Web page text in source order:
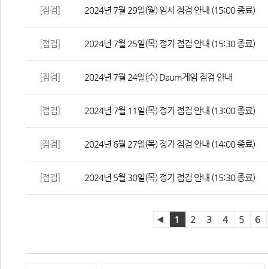
[점검] 2024년 7월 29일(월) 임시 점검 안내 (15:00 종료)
[점검] 2024년 7월 25일(목) 정기 점검 안내 (15:30 종료)
[점검] 2024년 7월 24일(수) Daum게임 점검 안내
[점검] 2024년 7월 11일(목) 정기 점검 안내 (13:00 종료)
[점검] 2024년 6월 27일(목) 정기 점검 안내 (14:00 종료)
[점검] 2024년 5월 30일(목) 정기 점검 안내 (15:30 종료)
1 2 3 4 5 6